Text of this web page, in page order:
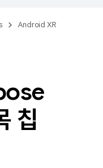
Android XR
칩